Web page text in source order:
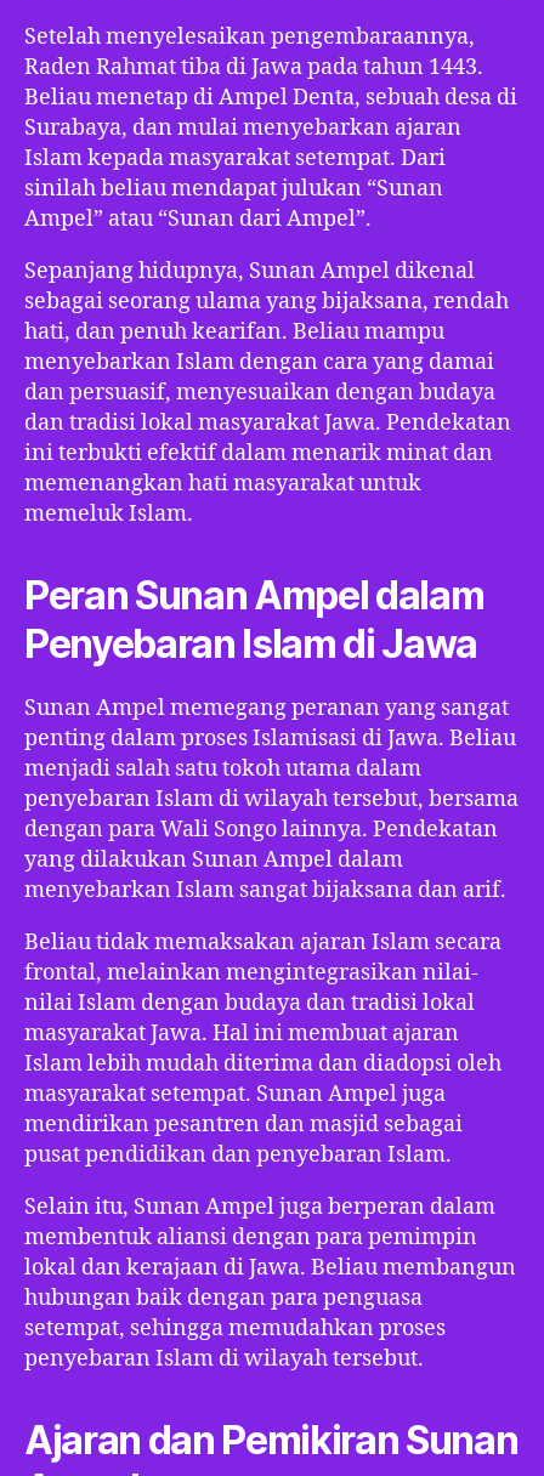
Setelah menyelesaikan pengembaraannya,
Raden Rahmat tiba di Jawa pada tahun 1443.
Beliau menetap di Ampel Denta, sebuah desa di
Surabaya, dan mulai menyebarkan ajaran
Islam kepada masyarakat setempat. Dari
sinilah beliau mendapat julukan “Sunan
Ampel” atau “Sunan dari Ampel”.
Sepanjang hidupnya, Sunan Ampel dikenal
sebagai seorang ulama yang bijaksana, rendah
hati, dan penuh kearifan. Beliau mampu
menyebarkan Islam dengan cara yang damai
dan persuasif, menyesuaikan dengan budaya
dan tradisi lokal masyarakat Jawa. Pendekatan
ini terbukti efektif dalam menarik minat dan
memenangkan hati masyarakat untuk
memeluk Islam.
Peran Sunan Ampel dalam
Penyebaran Islam di Jawa
Sunan Ampel memegang peranan yang sangat
penting dalam proses Islamisasi di Jawa. Beliau
menjadi salah satu tokoh utama dalam
penyebaran Islam di wilayah tersebut, bersama
dengan para Wali Songo lainnya. Pendekatan
yang dilakukan Sunan Ampel dalam
menyebarkan Islam sangat bijaksana dan arif.
Beliau tidak memaksakan ajaran Islam secara
frontal, melainkan mengintegrasikan nilai-
nilai Islam dengan budaya dan tradisi lokal
masyarakat Jawa. Hal ini membuat ajaran
Islam lebih mudah diterima dan diadopsi oleh
masyarakat setempat. Sunan Ampel juga
mendirikan pesantren dan masjid sebagai
pusat pendidikan dan penyebaran Islam.
Selain itu, Sunan Ampel juga berperan dalam
membentuk aliansi dengan para pemimpin
lokal dan kerajaan di Jawa. Beliau membangun
hubungan baik dengan para penguasa
setempat, sehingga memudahkan proses
penyebaran Islam di wilayah tersebut.
Ajaran dan Pemikiran Sunan